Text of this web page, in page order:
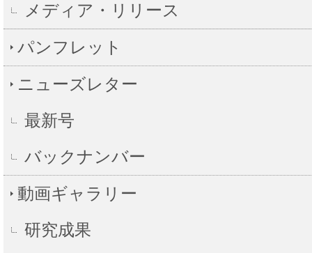
メディア・リリース
パンフレット
ニューズレター
最新号
バックナンバー
動画ギャラリー
研究成果